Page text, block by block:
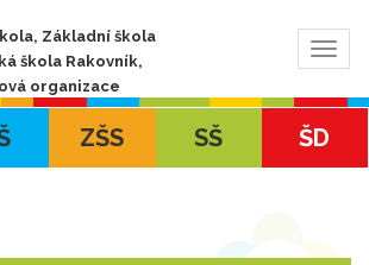
Základní škola
škola Rakovník,
organizace
ZŠS SŠ ŠD